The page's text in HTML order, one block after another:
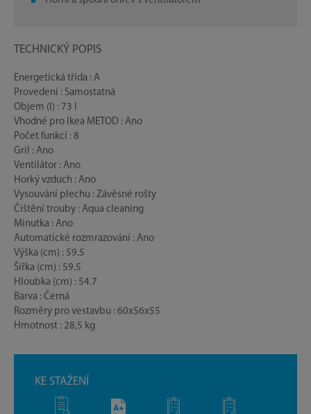
TECHNICKÝ POPIS
Energetická třída : A
Provedení : Samostatná
Objem (l) : 73 l
Vhodné pro Ikea METOD : Ano
Počet funkcí : 8
Gril : Ano
Ventilátor : Ano
Horký vzduch : Ano
Vysouvání plechu : Závěsné rošty
Čištění trouby : Aqua cleaning
Minutka : Ano
Automatické rozmrazování : Ano
Výška (cm) : 59.5
Šířka (cm) : 59.5
Hloubka (cm) : 54.7
Barva : Černá
Rozměry pro vestavbu : 60x56x55
Hmotnost : 28,5 kg
KE STAŽENÍ